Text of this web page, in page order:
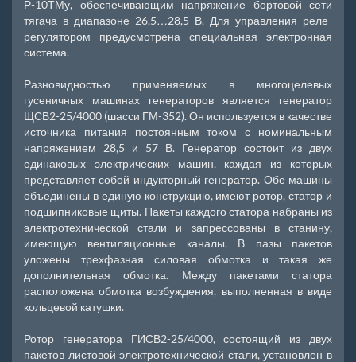
Р-10ТМу, обеспечивающим напряжение бортовой сети
тягача в диапазоне 26,5…28,5 В. Для управления реле-
регулятором предусмотрена специальная электронная
система.
Разновидностью применяемых в многоцелевых
гусеничных машинах генераторов является генератор
ЩСВ2-25/4000 (шасси ГМ-352). Он используется в качестве
источника питания постоянным током с номинальным
напряжением 28,5 и 57 В. Генератор состоит из двух
одинаковых электрических машин, каждая из которых
представляет собой индукторный генератор. Обе машины
объединены в единую конструкцию, имеют ротор, статор и
подшипниковые щиты. Пакеты каждого статора набраны из
электротехнической стали и запрессованы в станину,
имеющую вентиляционные каналы. В пазы пакетов
уложены трехфазная силовая обмотка и такая же
дополнительная обмотка. Между пакетами статора
расположена обмотка возбуждения, выполненная в виде
кольцевой катушки.
Ротор генератора ГИСВ2-25/4000, состоящий из двух
пакетов листовой электротехнической стали, установлен в